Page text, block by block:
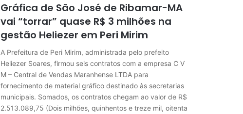
Gráfica de São José de Ribamar-MA
vai “torrar” quase R$ 3 milhões na
gestão Heliezer em Peri Mirim
A Prefeitura de Peri Mirim, administrada pelo prefeito
Heliezer Soares, firmou seis contratos com a empresa C V
M – Central de Vendas Maranhense LTDA para
fornecimento de material gráfico destinado às secretarias
municipais. Somados, os contratos chegam ao valor de R$
2.513.089,75 (Dois milhões, quinhentos e treze mil, oitenta